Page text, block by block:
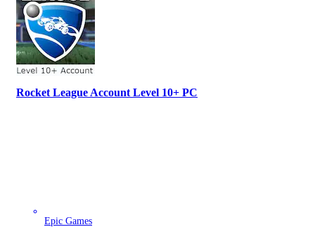
Rocket League Account Level 10+ PC
Epic Games